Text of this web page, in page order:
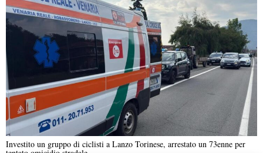
Investito un gruppo di ciclisti a Lanzo Torinese, arrestato un 73enne per